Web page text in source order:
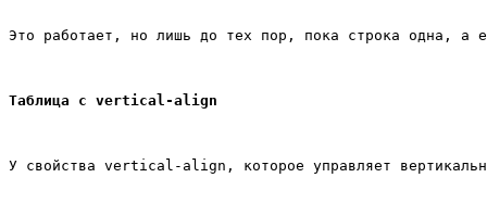
Это работает, но лишь до тех пор, пока строка одна, а
Таблица с vertical-align
У свойства vertical-align, которое управляет